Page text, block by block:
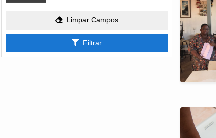
Limpar Campos
Filtrar